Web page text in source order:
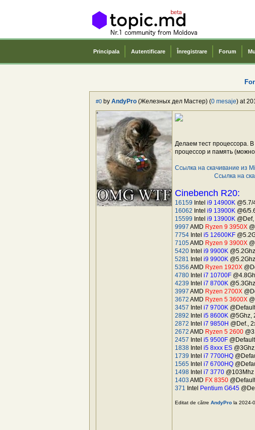
Principala Autentificare Înregistrare Forum
#0 by AndyPro (Железных дел Мастер) (0 mesaje) at
Делаем тест процессора.
процессор и память
Ссылка на скачивание из
Ссылка на
Cinebench R20:
16159 Intel i9 14900K
16062 Intel i9 13900K @6/
15599 Intel i9 13900K
9997 AMD Ryzen 9 3950X
7754 Intel i5 12600KF
7105AMD Ryzen 9 3900X
5420 Intel i9 9900K
5281 Intel i9 9900K
5356 AMD Ryzen 1920X
4780 Intel i7 10700F
4239 Intel i7 8700K
3997 AMD Ryzen 2700X
3672 AMD Ryzen 5 3600X
3457 Intel i7 9700K
2892 Intel i5 8600K @5Ghz,
2872 Intel i7 9850H @Def.,
2672 AMD Ryzen 5 2600
2457 Intel i5 9500F
1838 Intel i5 8xxx ES
1739 Intel i7 7700HQ
1565 Intel i7 6700HQ
1498 Intel i7 3770
1403 AMD FX 8350
371 Intel Pentium G645
Editat de către AndyPro la 2024-